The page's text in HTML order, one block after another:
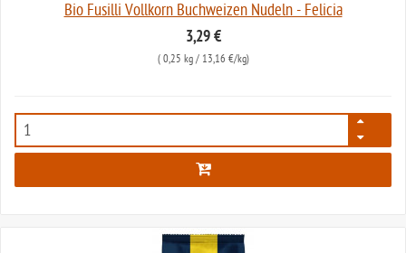
Bio Fusilli Vollkorn Buchweizen Nudeln - Felicia
3,29 €
( 0,25 kg/ 13,16 €/kg)
1643